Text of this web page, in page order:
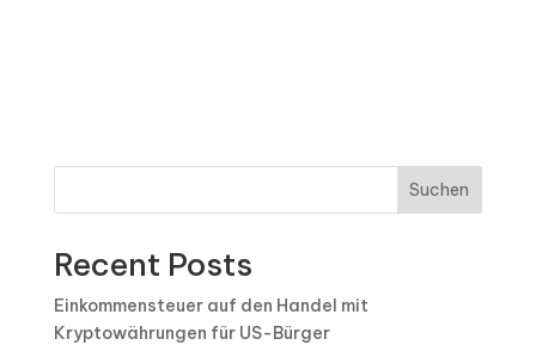
Suchen
Recent Posts
Einkommensteuer auf den Handel mit
Kryptowährungen für US-Bürger